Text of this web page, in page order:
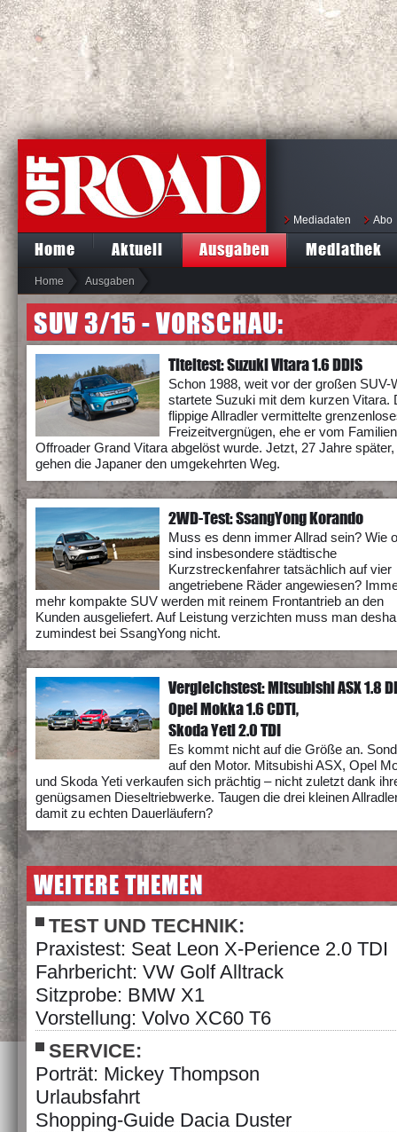
Mediadaten Abo
Home Aktuell Ausgaben Mediathek
Home Ausgaben
SUV 3/15 - VORSCHAU:
Titeltest: Suzuki Vitara 1.6 DDiS
Schon 1988, weit vor der großen SUV-
startete Suzuki mit dem kurzen Vitara.
flippige Allradler vermittelte
Freizeitvergnügen, ehe er vom
Offroader Grand Vitara abgelöst wurde. Jetzt, 27 Jahre später,
gehen die Japaner den umgekehrten Weg.
2WD-Test: SsangYong Korando
Muss es denn immer Allrad sein? Wie
sind insbesondere städtische
Kurzstreckenfahrer tatsächlich auf vier
angetriebene Räder angewiesen?
mehr kompakte SUV werden mit reinem Frontantrieb an den
Kunden ausgeliefert. Auf Leistung verzichten muss man
zumindest bei SsangYong nicht.
Vergleichstest: Mitsubishi ASX 1.8
Opel Mokka 1.6 CDTi,
Skoda Yeti 2.0 TDI
Es kommt nicht auf die Größe an.
auf den Motor. Mitsubishi ASX, Opel
und Skoda Yeti verkaufen sich prächtig – nicht zuletzt dank
genügsamen Dieseltriebwerke. Taugen die drei kleinen
damit zu echten Dauerläufern?
WEITERE THEMEN
TEST UND TECHNIK:
Praxistest: Seat Leon X-Perience 2.0 TDI
Fahrbericht: VW Golf Alltrack
Sitzprobe: BMW X1
Vorstellung: Volvo XC60 T6
SERVICE:
Porträt: Mickey Thompson
Urlaubsfahrt
Shopping-Guide Dacia Duster